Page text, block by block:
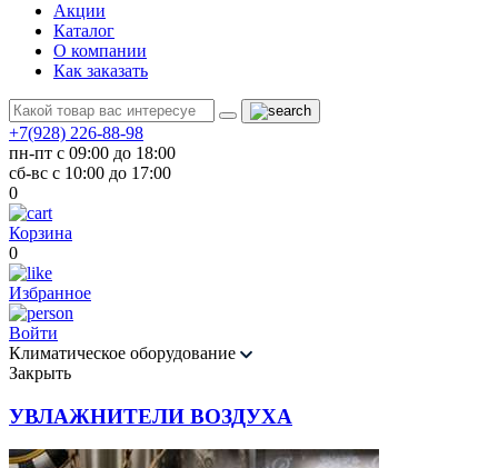
Акции
Каталог
О компании
Как заказать
+7(928) 226-88-98
пн-пт с 09:00 до 18:00
сб-вс с 10:00 до 17:00
0
Корзина
0
Избранное
Войти
Климатическое оборудование
Закрыть
УВЛАЖНИТЕЛИ ВОЗДУХА